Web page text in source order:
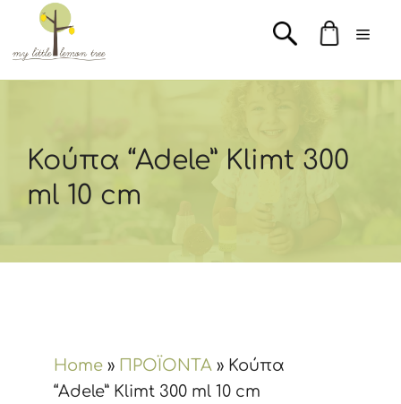
Μετάβαση
περιεχόμενο
Κούπα “Adele” Klimt 300
ml 10 cm
Home » ΠΡΟΪΟΝΤΑ » Κούπα
“Adele” Klimt 300 ml 10 cm